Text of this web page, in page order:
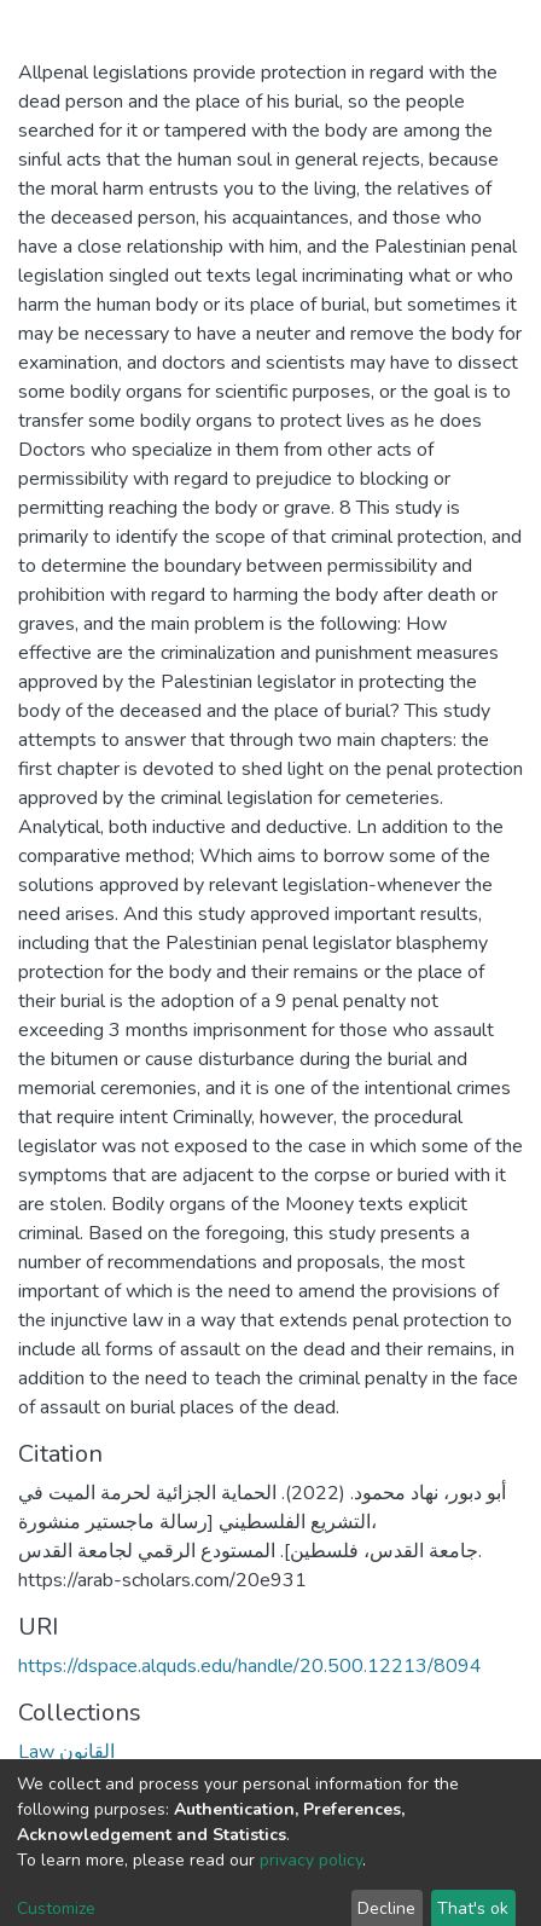
Allpenal legislations provide protection in regard with the
dead person and the place of his burial, so the people
searched for it or tampered with the body are among the
sinful acts that the human soul in general rejects, because
the moral harm entrusts you to the living, the relatives of
the deceased person, his acquaintances, and those who
have a close relationship with him, and the Palestinian penal
legislation singled out texts legal incriminating what or who
harm the human body or its place of burial, but sometimes it
may be necessary to have a neuter and remove the body for
examination, and doctors and scientists may have to dissect
some bodily organs for scientific purposes, or the goal is to
transfer some bodily organs to protect lives as he does
Doctors who specialize in them from other acts of
permissibility with regard to prejudice to blocking or
permitting reaching the body or grave. 8 This study is
primarily to identify the scope of that criminal protection, and
to determine the boundary between permissibility and
prohibition with regard to harming the body after death or
graves, and the main problem is the following: How
effective are the criminalization and punishment measures
approved by the Palestinian legislator in protecting the
body of the deceased and the place of burial? This study
attempts to answer that through two main chapters: the
first chapter is devoted to shed light on the penal protection
approved by the criminal legislation for cemeteries.
Analytical, both inductive and deductive. Ln addition to the
comparative method; Which aims to borrow some of the
solutions approved by relevant legislation-whenever the
need arises. And this study approved important results,
including that the Palestinian penal legislator blasphemy
protection for the body and their remains or the place of
their burial is the adoption of a 9 penal penalty not
exceeding 3 months imprisonment for those who assault
the bitumen or cause disturbance during the burial and
memorial ceremonies, and it is one of the intentional crimes
that require intent Criminally, however, the procedural
legislator was not exposed to the case in which some of the
symptoms that are adjacent to the corpse or buried with it
are stolen. Bodily organs of the Mooney texts explicit
criminal. Based on the foregoing, this study presents a
number of recommendations and proposals, the most
important of which is the need to amend the provisions of
the injunctive law in a way that extends penal protection to
include all forms of assault on the dead and their remains, in
addition to the need to teach the criminal penalty in the face
of assault on burial places of the dead.
Citation
أبو دبور، نهاد محمود. (2022). الحماية الجزائية لحرمة الميت في
التشريع الفلسطيني [رسالة ماجستير منشورة،
جامعة القدس، فلسطين]. المستودع الرقمي لجامعة القدس.
https://arab-scholars.com/20e931
URI
https://dspace.alquds.edu/handle/20.500.12213/8094
Collections
Law القانون
Full item page
Cookie
End User
Send
We collect and process your personal information for the
following purposes: Authentication, Preferences,
Acknowledgement and Statistics.
To learn more, please read our privacy policy.
Customize Decline That's ok